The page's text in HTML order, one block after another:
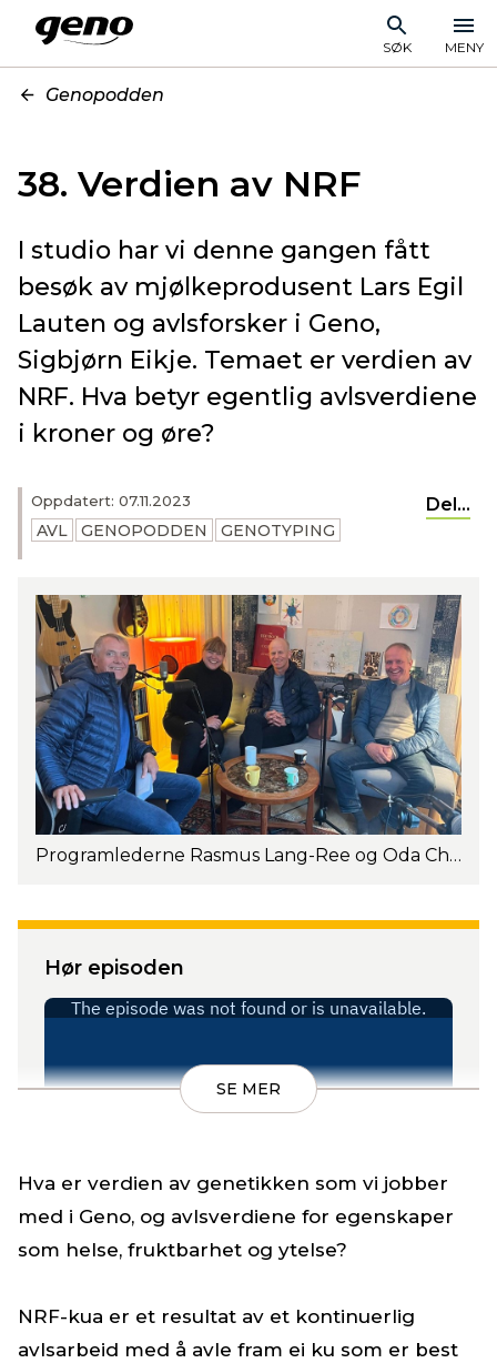
SØK MENY
Genopodden
38. Verdien av NRF
Oppdatert: 07.11.2023
AVL GENOPODDEN GENOTYPING
Del...
I studio har vi denne gangen fått
besøk av mjølkeprodusent Lars Egil
Lauten og avlsforsker i Geno,
Sigbjørn Eikje. Temaet er verdien av
NRF. Hva betyr egentlig avlsverdiene
i kroner og øre?
Programlederne Rasmus Lang-Ree og Oda Christiansen har besøk av avlsforsker i Geno, Sigbjørn Eikje og mjølkeprodusent Lars Egil Lauten.
Hva er verdien av genetikken som vi jobber
med i Geno, og avlsverdiene for egenskaper
som helse, fruktbarhet og ytelse?
NRF-kua er et resultat av et kontinuerlig
avlsarbeid med å avle fram ei ku som er best
Hør episoden
SE MER